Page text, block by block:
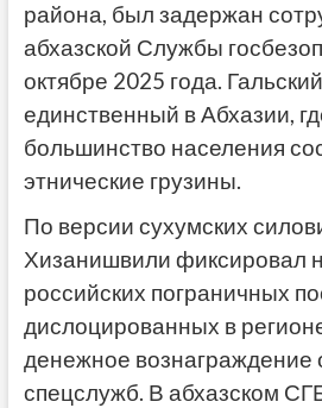
района, был задержан
абхазской Службы
октябре 2025 года.
единственный в Абхазии,
большинство населения
этнические грузины.
По версии сухумских
Хизанишвили фиксировал
российских пограничных
дислоцированных в
денежное вознаграждение
спецслужб. В абхазском